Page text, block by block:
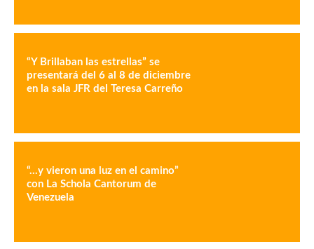
“Y Brillaban las estrellas” se
presentará del 6 al 8 de diciembre
en la sala JFR del Teresa Carreño
“…y vieron una luz en el camino”
con La Schola Cantorum de
Venezuela